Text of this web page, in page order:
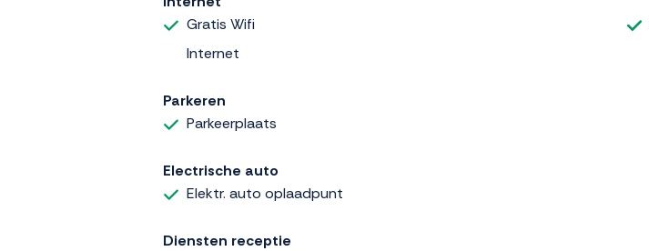
Gratis Wifi
Internet
Parkeren
Parkeerplaats
Electrische auto
Elektr. auto oplaadpunt
Diensten receptie